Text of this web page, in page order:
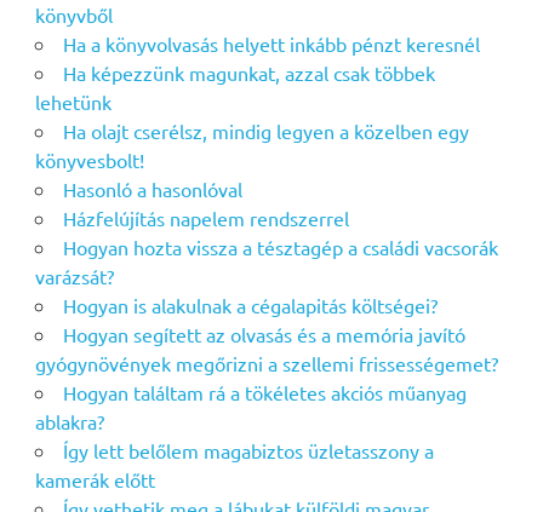
könyvből
Ha a könyvolvasás helyett inkább pénzt keresnél
Ha képezzünk magunkat, azzal csak többek
lehetünk
Ha olajt cserélsz, mindig legyen a közelben egy
könyvesbolt!
Hasonló a hasonlóval
Házfelújítás napelem rendszerrel
Hogyan hozta vissza a tésztagép a családi vacsorák
varázsát?
Hogyan is alakulnak a cégalapitás költségei?
Hogyan segített az olvasás és a memória javító
gyógynövények megőrizni a szellemi frissességemet?
Hogyan találtam rá a tökéletes akciós műanyag
ablakra?
Így lett belőlem magabiztos üzletasszony a
kamerák előtt